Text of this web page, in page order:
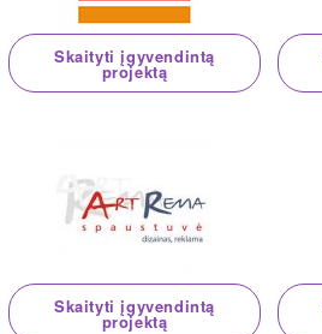
Skaityti įgyvendintą
projektą
Skaityti įgyvendintą
projektą